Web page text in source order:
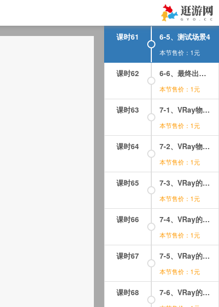
本节售价：1元
课时61 6-5、测试场景4
本节售价：1元
课时62 6-6、最终出图及光子图的应用
本节售价：1元
课时63 7-1、VRay物理相机的应用1
本节售价：1元
课时64 7-2、VRay物理相机的应用2
本节售价：1元
课时65 7-3、VRay的景深效果
本节售价：1元
课时66 7-4、VRay的运动模糊效果
本节售价：1元
课时67 7-5、VRay的焦散效果
本节售价：1元
课时68 7-6、VRay的毛发效果1